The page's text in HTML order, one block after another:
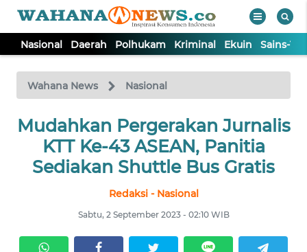
Nasional Daerah Polhukam Kriminal Ekuin Sains-
Wahana News Nasional
Mudahkan Pergerakan Jurnalis
KTT Ke-43 ASEAN, Panitia
Sediakan Shuttle Bus Gratis
Redaksi - Nasional
Sabtu, 2 September 2023 - 02:10 WIB
TV
Tutup
NASIONAL
DAERAH
KRIMINAL